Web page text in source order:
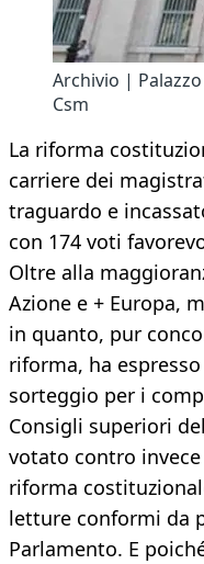
Archivio |
Csm
La riforma
carriere dei
traguardo e
con 174 voti
Oltre alla
Azione e + Europa,
in quanto, pur
riforma, ha
sorteggio per i
Consigli superiori
votato contro invece
riforma
letture conformi da
Parlamento. E